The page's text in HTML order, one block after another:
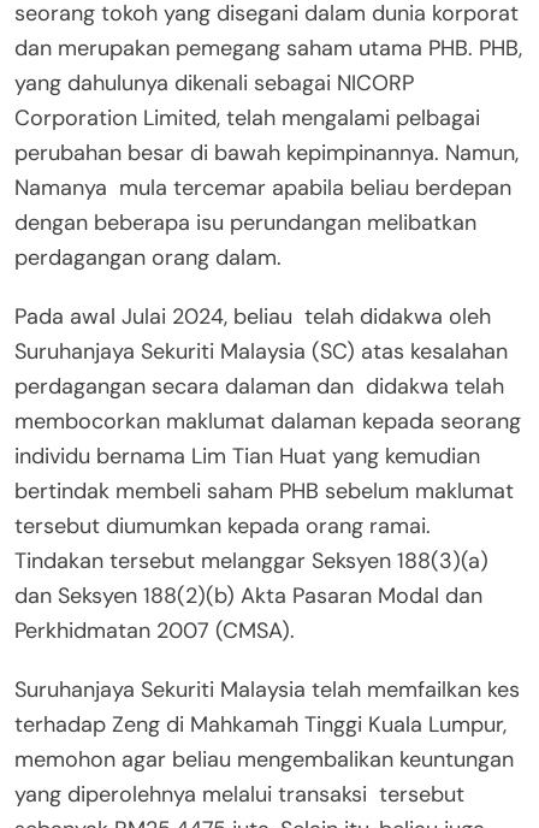
seorang tokoh yang disegani dalam dunia korporat
dan merupakan pemegang saham utama PHB. PHB,
yang dahulunya dikenali sebagai NICORP
Corporation Limited, telah mengalami pelbagai
perubahan besar di bawah kepimpinannya. Namun,
Namanya mula tercemar apabila beliau berdepan
dengan beberapa isu perundangan melibatkan
perdagangan orang dalam.
Pada awal Julai 2024, beliau telah didakwa oleh
Suruhanjaya Sekuriti Malaysia (SC) atas kesalahan
perdagangan secara dalaman dan didakwa telah
membocorkan maklumat dalaman kepada seorang
individu bernama Lim Tian Huat yang kemudian
bertindak membeli saham PHB sebelum maklumat
tersebut diumumkan kepada orang ramai.
Tindakan tersebut melanggar Seksyen 188(3)(a)
dan Seksyen 188(2)(b) Akta Pasaran Modal dan
Perkhidmatan 2007 (CMSA).
Suruhanjaya Sekuriti Malaysia telah memfailkan kes
terhadap Zeng di Mahkamah Tinggi Kuala Lumpur,
memohon agar beliau mengembalikan keuntungan
yang diperolehnya melalui transaksi tersebut